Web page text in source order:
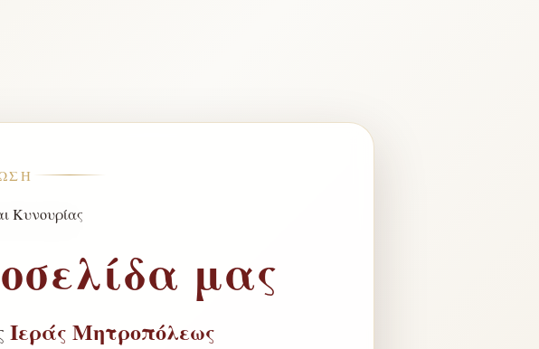
μας
Ιεράς Μητροπόλεως